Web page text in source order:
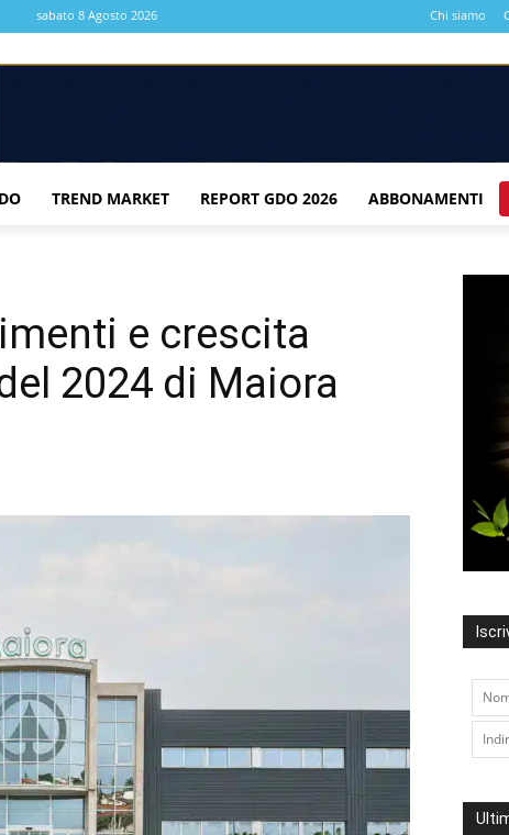
sabato 8 Agosto 2026 Chi siamo
TREND MARKET REPORT GDO 2026 ABBONAMENTI
e crescita
2024 di Maiora